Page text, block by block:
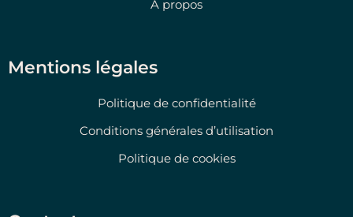
À propos
Mentions légales
Politique de confidentialité
Conditions générales d’utilisation
Politique de cookies